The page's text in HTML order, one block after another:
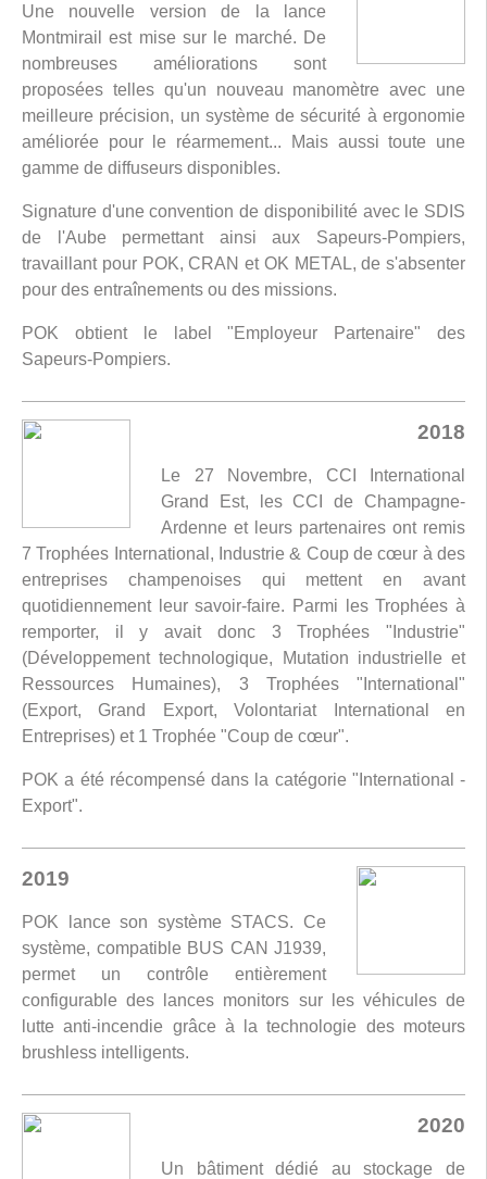
Une nouvelle version de la lance
Montmirail est mise sur le marché. De
nombreuses améliorations sont
proposées telles qu'un nouveau manomètre avec une
meilleure précision, un système de sécurité à ergonomie
améliorée pour le réarmement... Mais aussi toute une
gamme de diffuseurs disponibles.
Signature d'une convention de disponibilité avec le SDIS
de l'Aube permettant ainsi aux Sapeurs-Pompiers,
travaillant pour POK, CRAN et OK METAL, de s'absenter
pour des entraînements ou des missions.
POK obtient le label "Employeur Partenaire" des
Sapeurs-Pompiers.
2018
Le 27 Novembre, CCI International
Grand Est, les CCI de Champagne-
Ardenne et leurs partenaires ont remis
7 Trophées International, Industrie & Coup de cœur à des
entreprises champenoises qui mettent en avant
quotidiennement leur savoir-faire. Parmi les Trophées à
remporter, il y avait donc 3 Trophées "Industrie"
(Développement technologique, Mutation industrielle et
Ressources Humaines), 3 Trophées "International"
(Export, Grand Export, Volontariat International en
Entreprises) et 1 Trophée "Coup de cœur".
POK a été récompensé dans la catégorie "International -
Export".
2019
POK lance son système STACS. Ce
système, compatible BUS CAN J1939,
permet un contrôle entièrement
configurable des lances monitors sur les véhicules de
lutte anti-incendie grâce à la technologie des moteurs
brushless intelligents.
2020
Un bâtiment dédié au stockage de